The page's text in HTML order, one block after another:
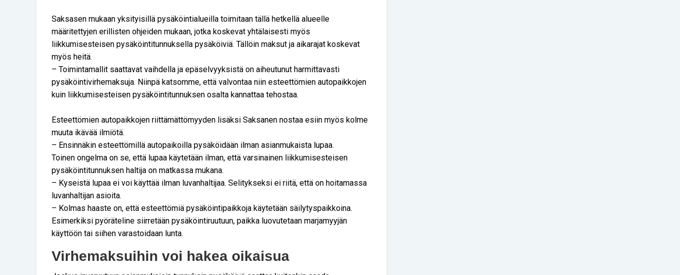
Saksasen mukaan yksityisillä pysäköintialueilla toimitaan tällä hetkellä alueelle
määritettyjen erillisten ohjeiden mukaan, jotka koskevat yhtälaisesti myös
liikkumisesteisen pysäköintitunnuksella pysäköiviä. Tällöin maksut ja aikarajat koskevat
myös heitä.
– Toimintamallit saattavat vaihdella ja epäselvyyksistä on aiheutunut harmittavasti
pysäköintivirhemaksuja. Niinpä katsomme, että valvontaa niin esteettömien autopaikkojen
kuin liikkumisesteisen pysäköintitunnuksen osalta kannattaa tehostaa.
Esteettömien autopaikkojen riittämättömyyden lisäksi Saksanen nostaa esiin myös kolme
muuta ikävää ilmiötä.
– Ensinnäkin esteettömillä autopaikoilla pysäköidään ilman asianmukaista lupaa.
Toinen ongelma on se, että lupaa käytetään ilman, että varsinainen liikkumisesteisen
pysäköintitunnuksen haltija on matkassa mukana.
– Kyseistä lupaa ei voi käyttää ilman luvanhaltijaa. Selitykseksi ei riitä, että on hoitamassa
luvanhaltijan asioita.
– Kolmas haaste on, että esteettömiä pysäköintipaikkoja käytetään säilytyspaikkoina.
Esimerkiksi pyöräteline siirretään pysäköintiruutuun, paikka luovutetaan marjamyyjän
käyttöön tai siihen varastoidaan lunta.
Virhemaksuihin voi hakea oikaisua